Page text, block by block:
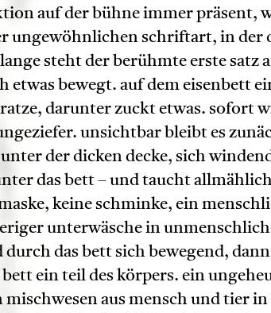
auf der bühne immer präsent,
ungewöhnlichen schriftart, in der
steht der berühmte erste satz
etwas bewegt. auf dem eisenbett
darunter zuckt etwas. sofort
unsichtbar bleibt es
der dicken decke, sich
das bett – und taucht
keine schminke, ein
unterwäsche in
durch das bett sich bewegend,
bett ein teil des körpers. ein
mischwesen aus mensch und tier in